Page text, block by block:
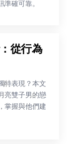
確可靠。
從行為
特表現？本文
亮雙子男的戀
掌握與他們建